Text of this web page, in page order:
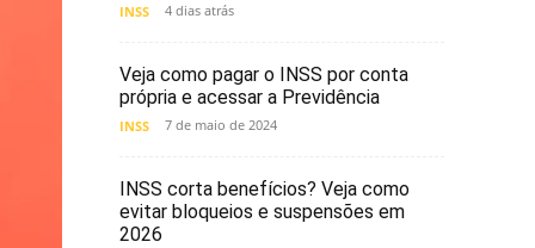
INSS 4 dias atrás
Veja como pagar o INSS por conta
própria e acessar a Previdência
INSS 7 de maio de 2024
INSS corta benefícios? Veja como
evitar bloqueios e suspensões em
2026